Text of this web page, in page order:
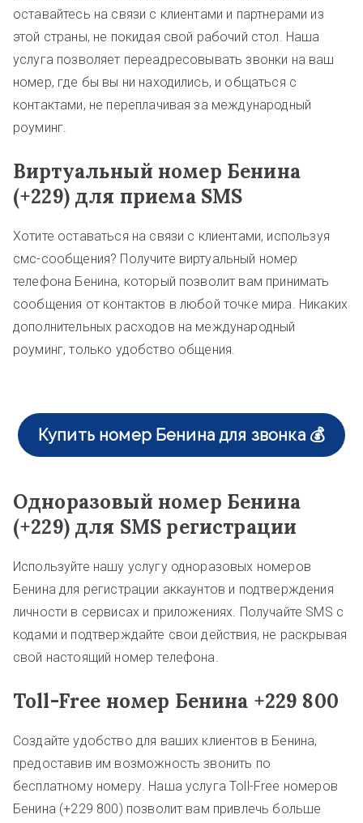
оставайтесь на связи с клиентами и партнерами из
этой страны, не покидая свой рабочий стол. Наша
услуга позволяет переадресовывать звонки на ваш
номер, где бы вы ни находились, и общаться с
контактами, не переплачивая за международный
роуминг.
Виртуальный номер Бенина
(+229) для приема SMS
Хотите оставаться на связи с клиентами, используя
смс-сообщения? Получите виртуальный номер
телефона Бенина, который позволит вам принимать
сообщения от контактов в любой точке мира. Никаких
дополнительных расходов на международный
роуминг, только удобство общения.
Купить номер Бенина для звонка 💰
Одноразовый номер Бенина
(+229) для SMS регистрации
Используйте нашу услугу одноразовых номеров
Бенина для регистрации аккаунтов и подтверждения
личности в сервисах и приложениях. Получайте SMS с
кодами и подтверждайте свои действия, не раскрывая
свой настоящий номер телефона.
Toll-Free номер Бенина +229 800
Создайте удобство для ваших клиентов в Бенина,
предоставив им возможность звонить по
бесплатному номеру. Наша услуга Toll-Free номеров
Бенина (+229 800) позволит вам привлечь больше